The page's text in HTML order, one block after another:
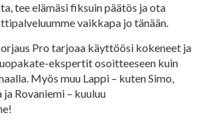
tee elämäsi fiksuin päätös ja ota
vaikkapa jo tänään.
Pro tarjoaa käyttöösi kokeneet ja
ekspertit osoitteeseen kuin
Myös muu Lappi – kuten Simo,
Rovaniemi – kuuluu